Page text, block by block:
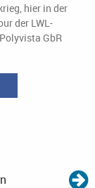
hier in der
der LWL-
GbR